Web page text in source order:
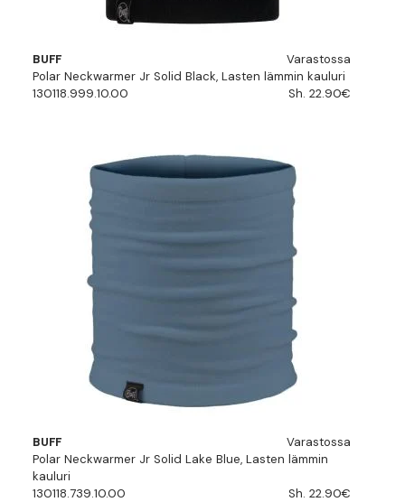
BUFF
Varastossa
Polar Neckwarmer Jr Solid Black, Lasten lämmin kauluri
130118.999.10.00
Sh. 22.90€
BUFF
Varastossa
Polar Neckwarmer Jr Solid Lake Blue, Lasten lämmin
kauluri
130118.739.10.00
Sh. 22.90€